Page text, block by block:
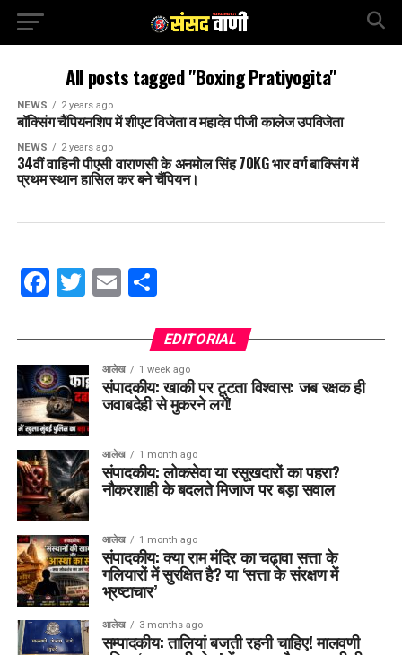
All posts tagged "Boxing Pratiyogita"
NEWS 2 years ago
बॉक्सिंग चैंपियनशिप में शीएट विजेता व महादेव पीजी कालेज उपविजेता
NEWS 2 years ago
34वीं वाहिनी पीएसी वाराणसी के अनमोल सिंह 70KG भार वर्ग बाक्सिंग में
प्रथम स्थान हासिल कर बने चैंपियन।
Facebook
Twitter
EmailShare
EDITORIAL
आलेख 1 week ago
संपादकीय: खाकी पर टूटता विश्वास: जब रक्षक ही
जवाबदेही से मुकरने लगें!
आलेख 1 month ago
संपादकीय: लोकसेवा या रसूखदारों का पहरा?
नौकरशाही के बदलते मिजाज पर बड़ा सवाल
आलेख 1 month ago
संपादकीय: क्या राम मंदिर का चढ़ावा सत्ता के
गलियारों में सुरक्षित है? या ‘सत्ता के संरक्षण में
भ्रष्टाचार’
आलेख 3 months ago
सम्पादकीय: तालियां बजती रहनी चाहिए! मालवणी